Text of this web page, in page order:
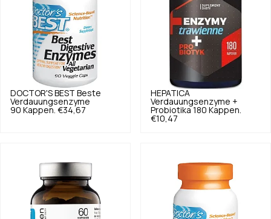
DOCTOR'S BEST Beste
Verdauungsenzyme
90 Kappen. €34,67
HEPATICA
Verdauungsenzyme +
Probiotika 180 Kappen.
€10,47